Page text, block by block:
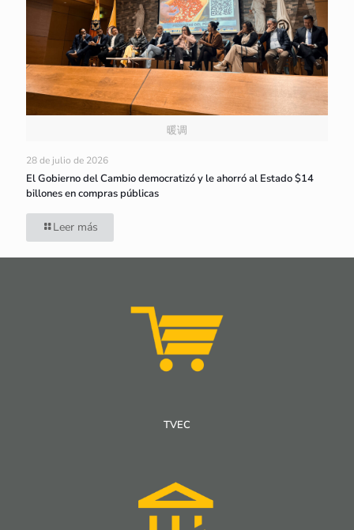
暖调
28 de julio de 2026
El Gobierno del Cambio democratizó y le ahorró al Estado $14
billones en compras públicas
Leer más
TVEC